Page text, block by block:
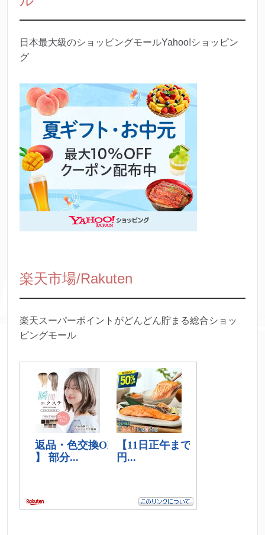
日本最大級のショッピングモールYahoo!ショッピン
グ
楽天市場/Rakuten
楽天スーパーポイントがどんどん貯まる総合ショッ
ピングモール